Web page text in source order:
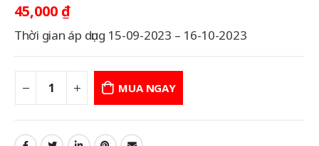
45,000 ₫
Thời gian áp dụng 15-09-2023 – 16-10-2023
MUA NGAY